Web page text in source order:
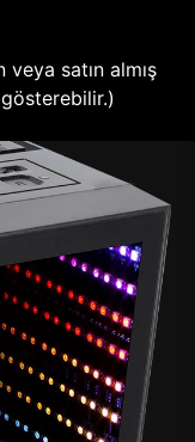
satın almış